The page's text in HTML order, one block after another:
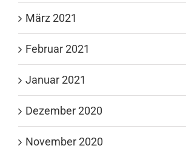
März 2021
Februar 2021
Januar 2021
Dezember 2020
November 2020